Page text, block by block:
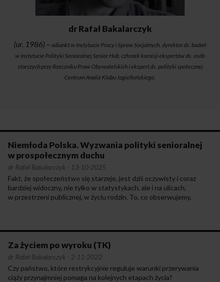
dr Rafał Bakalarczyk
(ur. 1986) – adiunkt w Instytucie Pracy i Spraw Socjalnych, dyrektor ds. badań
w Instytucie Polityki Senioralnej Senior Hub, członek komisji ekspertów ds. osób
starszych przy Rzeczniku Praw Obywatelskich i ekspert ds. polityki społecznej
Centrum Analiz Klubu Jagiellońskiego.
Niemłoda Polska. Wyzwania polityki senioralnej
w prospołecznym duchu
dr Rafał Bakalarczyk · 13-10-2025
Fakt, że społeczeństwo się starzeje, jest dziś oczywisty i coraz
bardziej widoczny, nie tylko w statystykach, ale i na ulicach,
w przestrzeni publicznej, w życiu rodzin. To, co obserwujemy,
rzadziej – instytucjach leczniczych czy opiekuńczych, jakby
na marginesie społecznej uwagi.
Za życiem po wyroku (TK)
dr Rafał Bakalarczyk · 2-11-2022
Czy państwo, które restrykcyjnie reguluje warunki przerywania
ciąży przynajmniej pomaga na kolejnych etapach życia?